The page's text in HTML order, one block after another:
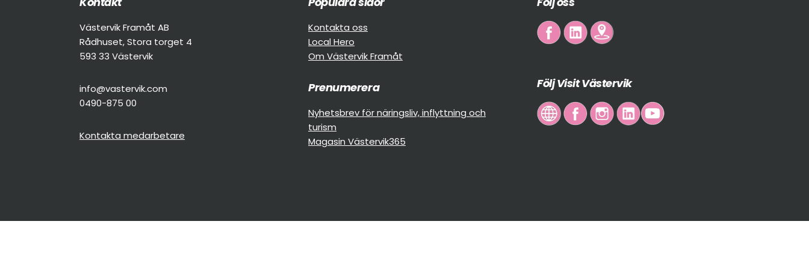
Västervik Framåt AB
Rådhuset, Stora torget 4
593 33 Västervik
info@vastervik.com
0490-875 00
Kontakta medarbetare
Kontakta oss
Local Hero
Om Västervik Framåt
Prenumerera
Nyhetsbrev för näringsliv, inflyttning och
turism
Magasin Västervik365
Följ Visit Västervik